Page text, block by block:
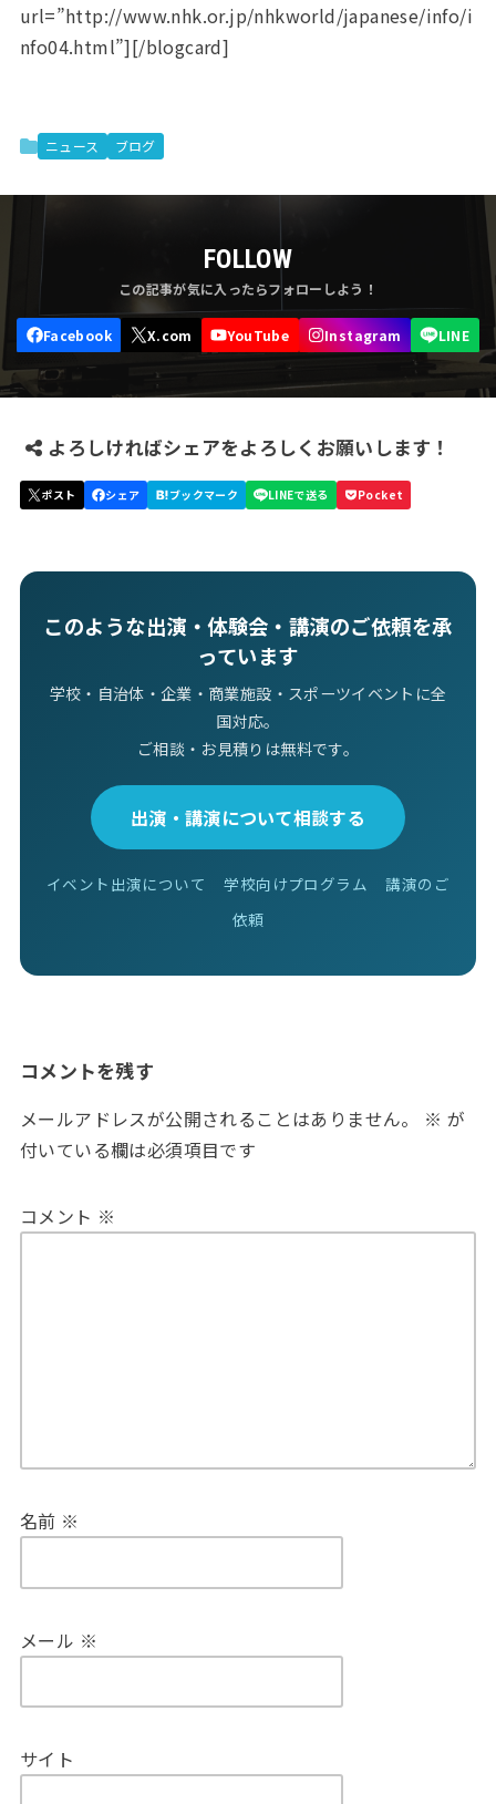
url=”http://www.nhk.or.jp/nhkworld/japanese/info/i
nfo04.html”][/blogcard]
ニュース ブログ
FOLLOW
よろしければシェアをよろしくお願いします！
このような出演・体験会・講演のご依頼を承
っています
学校・自治体・企業・商業施設・スポーツイベントに全
国対応。
ご相談・お見積りは無料です。
出演・講演について相談する
イベント出演について 学校向けプログラム
講演のご
依頼
コメントを残す
メールアドレスが公開されることはありません。 ※ が
付いている欄は必須項目です
コメント ※
名前 ※
メール ※
サイト